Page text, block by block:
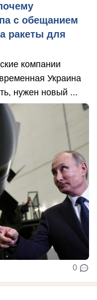
с обещанием
ракеты для
компании
Украина
нужен новый ...
0